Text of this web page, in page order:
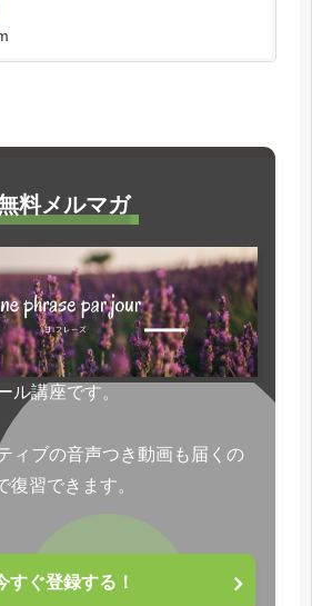
料メルマガ
ル講座です。
ィブの音声つき動画も届くの
復習できます。
すぐ登録する！